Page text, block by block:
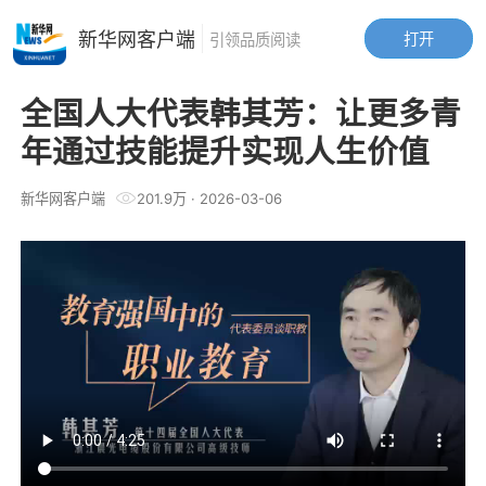
全国人大代表韩其芳：让更多青
年通过技能提升实现人生价值
新华网客户端 201.9万· 2026-03-06
打开
新华网客户端 引领品质阅读